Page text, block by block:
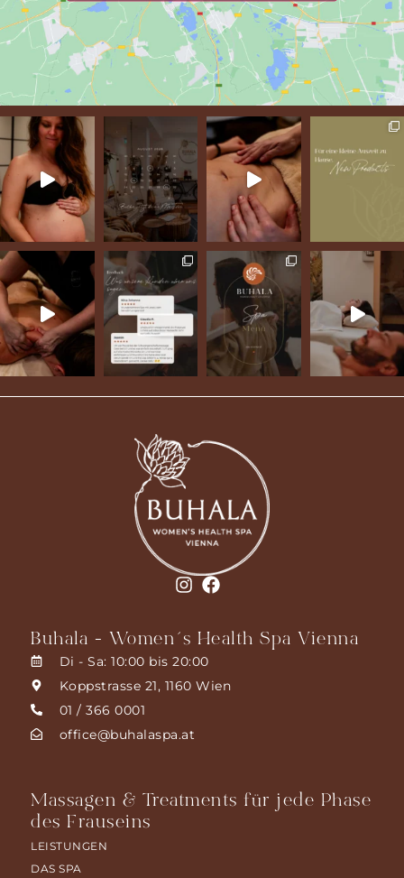
Buhala - Women´s Health Spa Vienna
Di - Sa: 10:00 bis 20:00
Koppstrasse 21, 1160 Wien
01 / 366 0001
office@buhalaspa.at
Massagen & Treatments für jede Phase
des Frauseins
LEISTUNGEN
DAS SPA